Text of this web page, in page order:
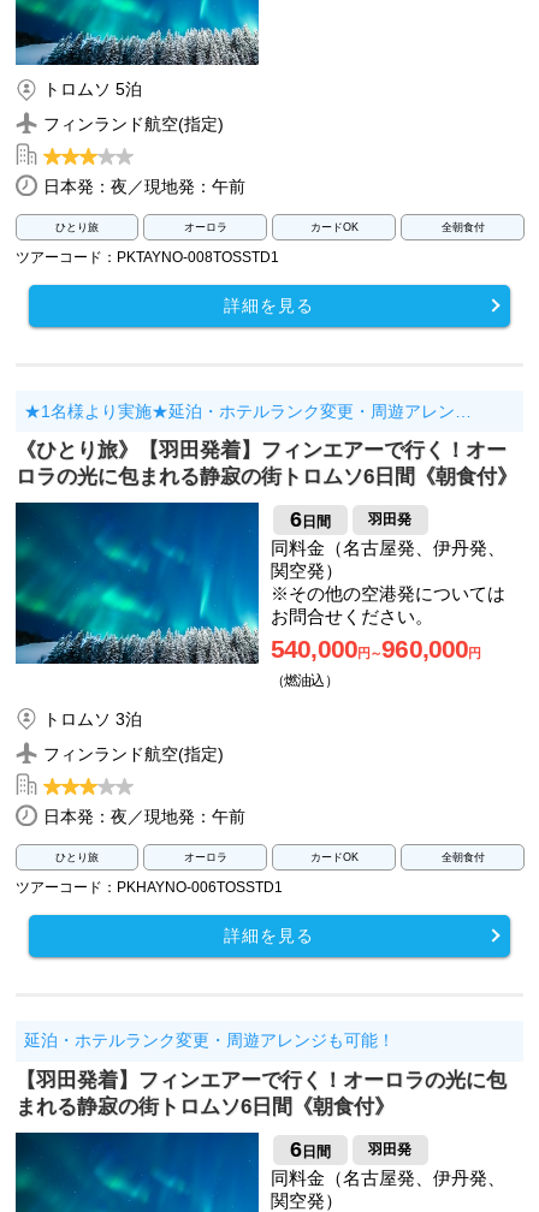
トロムソ 5泊
フィンランド航空(指定)
日本発：夜／現地発：午前
ひとり旅 オーロラ カードOK 全朝食付
ツアーコード：PKTAYNO-008TOSSTD1
詳細を見る
★1名様より実施★延泊・ホテルランク変更・周遊アレン…
《ひとり旅》【羽田発着】フィンエアーで行く！オー
ロラの光に包まれる静寂の街トロムソ6日間《朝食付》
6日間 羽田発
同料金（名古屋発、伊丹発、
関空発）
※その他の空港発については
お問合せください。
540,000円～960,000円
（燃油込）
トロムソ 3泊
フィンランド航空(指定)
日本発：夜／現地発：午前
ひとり旅 オーロラ カードOK 全朝食付
ツアーコード：PKHAYNO-006TOSSTD1
詳細を見る
延泊・ホテルランク変更・周遊アレンジも可能！
【羽田発着】フィンエアーで行く！オーロラの光に包
まれる静寂の街トロムソ6日間《朝食付》
6日間 羽田発
同料金（名古屋発、伊丹発、
関空発）